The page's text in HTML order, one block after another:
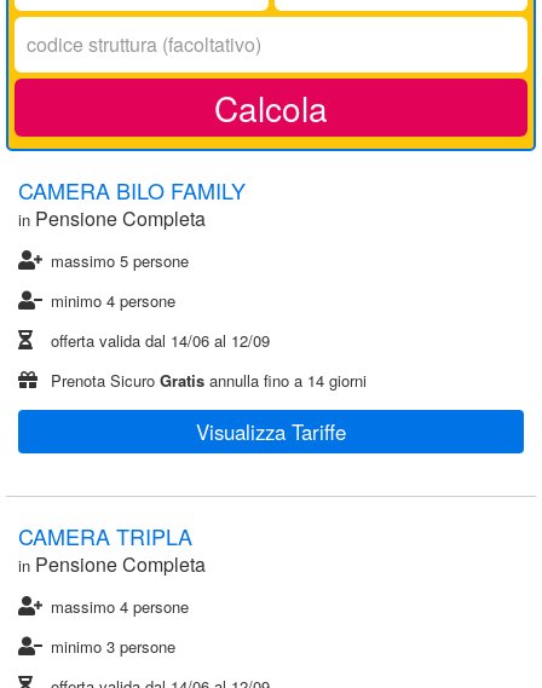
17
Codice
struttura:
Calcola
CAMERA BILO FAMILY
in Pensione Completa
massimo 5 persone
minimo 4 persone
offerta valida dal 14/06 al 12/09
Prenota Sicuro Gratis annulla fino a 14 giorni
Visualizza Tariffe
CAMERA TRIPLA
in Pensione Completa
massimo 4 persone
minimo 3 persone